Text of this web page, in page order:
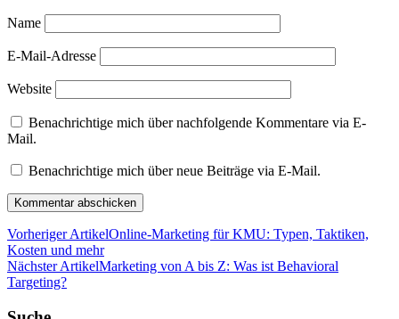
Name
E-Mail-Adresse
Website
Benachrichtige mich über nachfolgende Kommentare via E-
Mail.
Benachrichtige mich über neue Beiträge via E-Mail.
Vorheriger ArtikelOnline-Marketing für KMU: Typen, Taktiken,
Kosten und mehr
Nächster ArtikelMarketing von A bis Z: Was ist Behavioral
Targeting?